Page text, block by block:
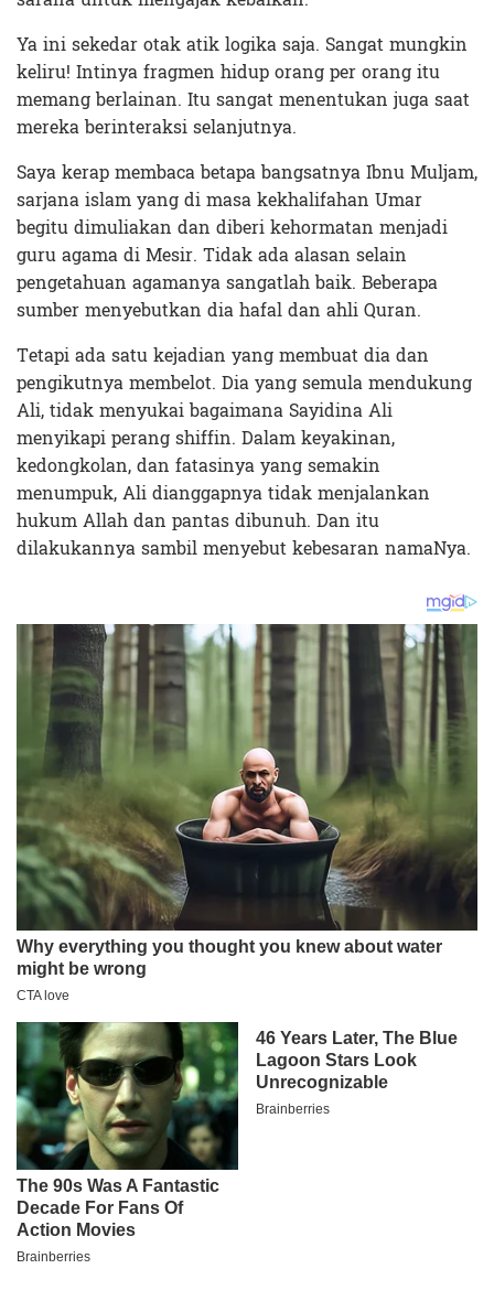
Ya ini sekedar otak atik logika saja. Sangat mungkin
keliru! Intinya fragmen hidup orang per orang itu
memang berlainan. Itu sangat menentukan juga saat
mereka berinteraksi selanjutnya.
Saya kerap membaca betapa bangsatnya Ibnu Muljam,
sarjana islam yang di masa kekhalifahan Umar
begitu dimuliakan dan diberi kehormatan menjadi
guru agama di Mesir. Tidak ada alasan selain
pengetahuan agamanya sangatlah baik. Beberapa
sumber menyebutkan dia hafal dan ahli Quran.
Tetapi ada satu kejadian yang membuat dia dan
pengikutnya membelot. Dia yang semula mendukung
Ali, tidak menyukai bagaimana Sayidina Ali
menyikapi perang shiffin. Dalam keyakinan,
kedongkolan, dan fatasinya yang semakin
menumpuk, Ali dianggapnya tidak menjalankan
hukum Allah dan pantas dibunuh. Dan itu
dilakukannya sambil menyebut kebesaran namaNya.